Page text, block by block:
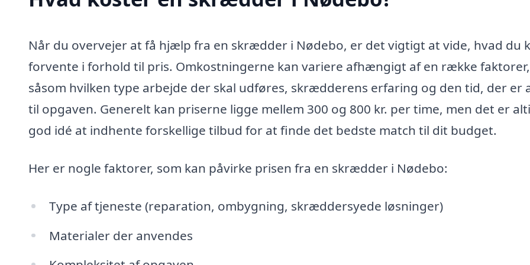
Når du overvejer at få hjælp fra en skrædder i Nødebo, er det vigtigt at vide, hvad du
forvente i forhold til pris. Omkostningerne kan variere afhængigt af en række faktorer,
såsom hvilken type arbejde der skal udføres, skrædderens erfaring og den tid, der er
til opgaven. Generelt kan priserne ligge mellem 300 og 800 kr. per time, men det er
god idé at indhente forskellige tilbud for at finde det bedste match til dit budget.
Her er nogle faktorer, som kan påvirke prisen fra en skrædder i Nødebo:
Type af tjeneste (reparation, ombygning, skræddersyede løsninger)
Materialer der anvendes